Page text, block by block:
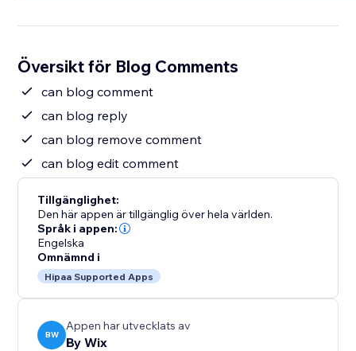
Översikt för Blog Comments
can blog comment
can blog reply
can blog remove comment
can blog edit comment
Tillgänglighet:
Den här appen är tillgänglig över hela världen.
Språk i appen:
Engelska
Omnämnd i
Hipaa Supported Apps
BW
Appen har utvecklats av
By Wix